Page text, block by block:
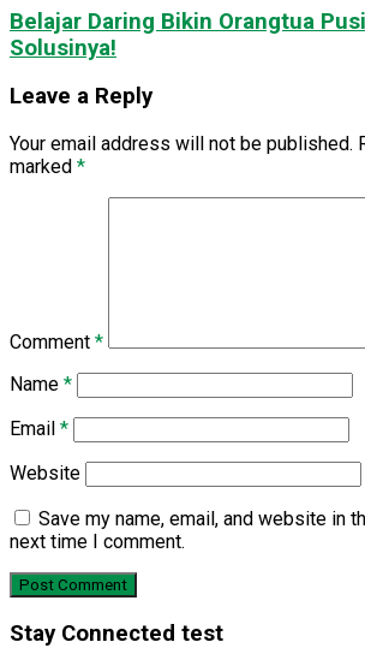
Belajar Daring Bikin Orangtua
Solusinya!
Leave a Reply
Your email address will not be published.
marked *
Comment *
Name *
Email *
Website
Save my name, email, and website in
next time I comment.
Stay Connected test